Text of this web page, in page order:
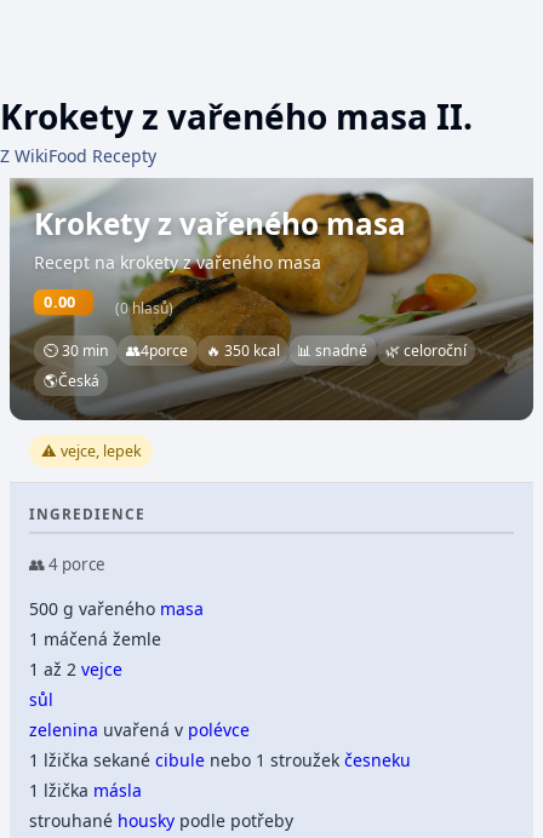
Krokety z vařeného masa II.
Z WikiFood Recepty
Krokety z vařeného masa
Recept na krokety z vařeného masa
0.00 (0 hlasů)
⏲ 30 min 👥4porce 🔥 350 kcal 📊 snadné
🌿 celoroční
🌎Česká
⚠️ vejce, lepek
INGREDIENCE
👥 4 porce
500 g vařeného masa
1 máčená žemle
1 až 2vejce
sůl
zelenina uvařená v polévce
1 lžička sekanécibule nebo 1 stroužekčesneku
1 lžička másla
strouhané housky podle potřeby